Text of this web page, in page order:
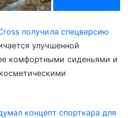
получила спецверсию
улучшенной
комфортными сиденьями и
концепт спорткара для